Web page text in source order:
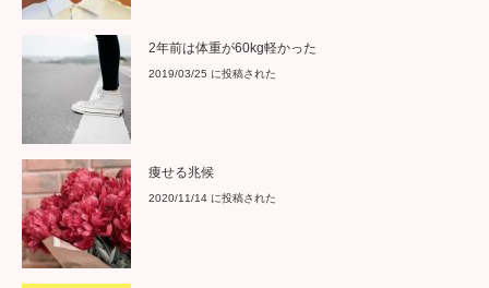
2年前は体重が60kg軽かった
2019/03/25 に投稿された
痩せる兆候
2020/11/14 に投稿された